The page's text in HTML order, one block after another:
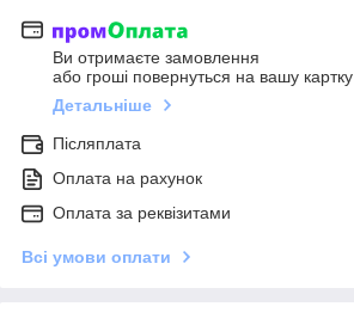
Ви отримаєте замовлення
або гроші повернуться на вашу картку
Детальніше
Післяплата
Оплата на рахунок
Оплата за реквізитами
Всі умови оплати